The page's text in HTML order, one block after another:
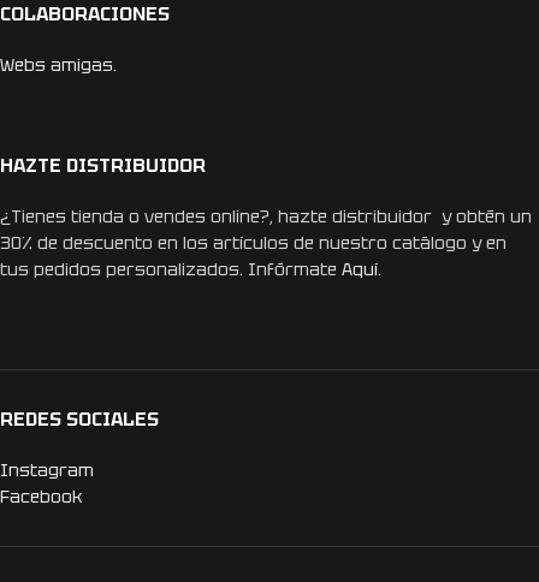
COLABORACIONES
Webs amigas.
HAZTE DISTRIBUIDOR
¿Tienes tienda o vendes online?, hazte distribuidor y obtén un
30% de descuento en los artículos de nuestro catálogo y en
tus pedidos personalizados. Infórmate Aquí.
REDES SOCIALES
Instagram
Facebook